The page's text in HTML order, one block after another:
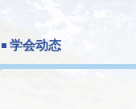
学会动态